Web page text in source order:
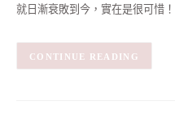
就日漸衰敗到今，實在是很可惜
CONTINUE READING